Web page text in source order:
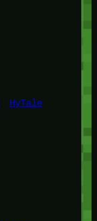
HyTale